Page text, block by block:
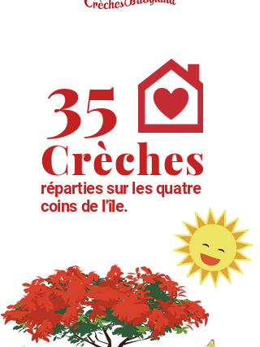
réparties sur les quatre
coins de l'île.
35
Crèches